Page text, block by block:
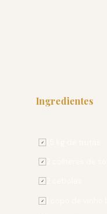
Ingredientes
✓
✓
✓
✓